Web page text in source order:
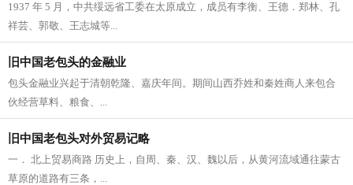
1937 年 5 月，中共绥远省工委在太原成立，成员有李衡、王德．郑林、孔
祥芸、郭敬、王志城等...
旧中国老包头的金融业
包头金融业兴起于清朝乾隆、嘉庆年间。期间山西乔姓和秦姓商人来包合
伙经营草料、粮食、...
旧中国老包头对外贸易记略
一． 北上贸易商路 历史上，自周、秦、汉、魏以后，从黄河流域通往蒙古
草原的道路有三条，...